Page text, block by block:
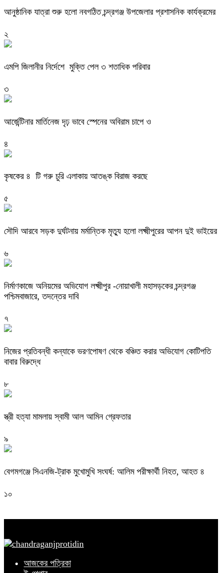
আনুষ্ঠানিক যাত্রা শুরু হলো নবগঠিত চন্দ্রগঞ্জ উপজেলার প্রশাসনিক কার্যক্রমের
২
এমপি জিলানীর নির্দেশে মুক্তি পেল ৩ শতাধিক পরিবার
৩
আর্জেন্টিনার মার্তিনেজ দৃঢ় ভাবে স্পেনের অবিরাম চাপে ও
৪
কৃষকের ৪ টি গরু চুরি এলাকায় আতঙ্ক বিরাজ করছে
৫
সৌদি আরবে সড়ক দুর্ঘটনায় মর্মান্তিক মৃত্যু হলো লক্ষ্মীপুরের আপন দুই ভাইয়ের
৬
নির্মাণকাজে অনিয়মের অভিযোগ লক্ষ্মীপুর -নোয়াখালী মহাসড়কের চন্দ্রগঞ্জ
পশ্চিমবাজারে, তদন্তের দাবি
৭
নিজের প্রতিবন্ধী কন্যাকে ভরণপোষণ থেকে বঞ্চিত করার অভিযোগ কোটিপতি
বাবার বিরুদ্ধে
৮
স্ত্রী হত্যা মামলায় স্বামী আল আমিন গ্রেফতার
৯
বেগমগঞ্জে সিএনজি-ট্রাক মুখোমুখি সংঘর্ষ: আলিম পরীক্ষার্থী নিহত, আহত ৪
১০
আজকের পত্রিকা